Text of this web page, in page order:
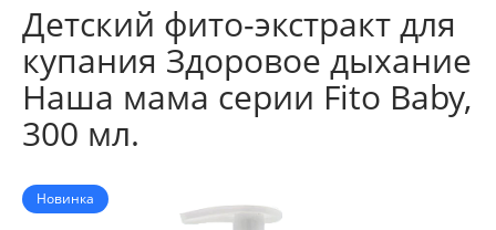
Детский фито-экстракт для
купания Здоровое дыхание
Наша мама серии Fito Baby,
300 мл.
Новинка